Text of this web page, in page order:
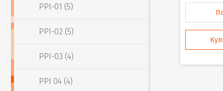
PPI-01 (5)
PPI-02 (5)
PPI-03 (4)
PPI 04 (4)